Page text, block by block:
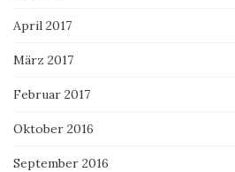
April 2017
März 2017
Februar 2017
Oktober 2016
September 2016